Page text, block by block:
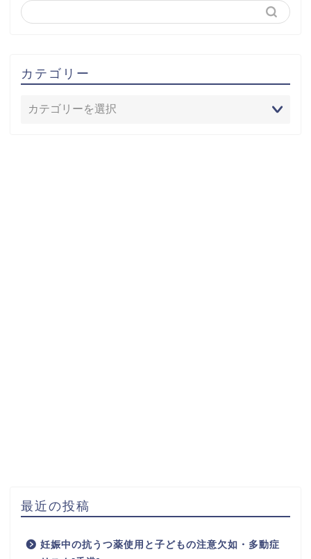
カテゴリー
最近の投稿
妊娠中の抗うつ薬使用と子どもの注意欠如・多動症